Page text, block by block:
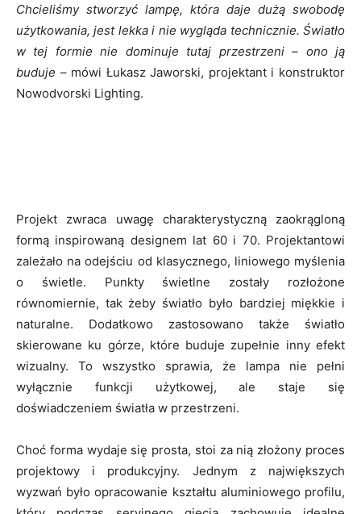
Chcieliśmy stworzyć lampę, która daje dużą swobodę
użytkowania, jest lekka i nie wygląda technicznie. Światło
w tej formie nie dominuje tutaj przestrzeni – ono ją
buduje – mówi Łukasz Jaworski, projektant i konstruktor
Nowodvorski Lighting.
Projekt zwraca uwagę charakterystyczną zaokrągloną
formą inspirowaną designem lat 60 i 70. Projektantowi
zależało na odejściu od klasycznego, liniowego myślenia
o świetle. Punkty świetlne zostały rozłożone
równomiernie, tak żeby światło było bardziej miękkie i
naturalne. Dodatkowo zastosowano także światło
skierowane ku górze, które buduje zupełnie inny efekt
wizualny. To wszystko sprawia, że lampa nie pełni
wyłącznie funkcji użytkowej, ale staje się
doświadczeniem światła w przestrzeni.
Choć forma wydaje się prosta, stoi za nią złożony proces
projektowy i produkcyjny. Jednym z największych
wyzwań było opracowanie kształtu aluminiowego profilu,